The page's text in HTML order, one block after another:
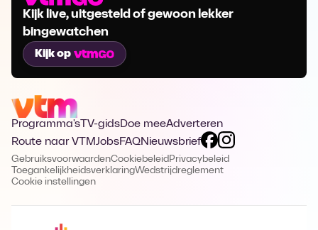
Kijk live, uitgesteld of gewoon lekker
bingewatchen
Kijk op
Programma's TV-gidsDoe meeAdverteren
Route naar VTMJobsFAQNieuwsbrief
GebruiksvoorwaardenCookiebeleid Privacybeleid
ToegankelijkheidsverklaringWedstrijdreglement
Cookie instellingen